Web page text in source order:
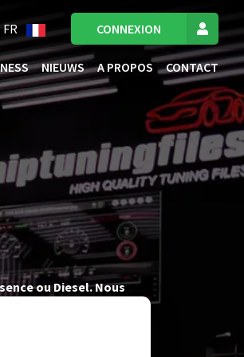
FR CONNEXION
NIEUWS A PROPOS CONTACT
ou Diesel. Nous
de tuning de l’ECU